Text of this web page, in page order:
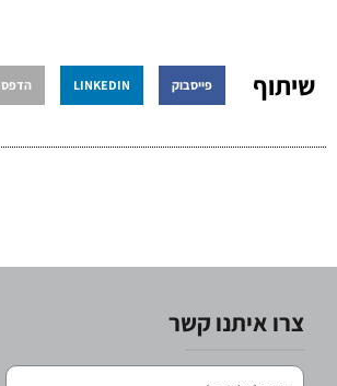
שיתוף פייסבוק LINKEDIN הדפס
צרו איתנו קשר